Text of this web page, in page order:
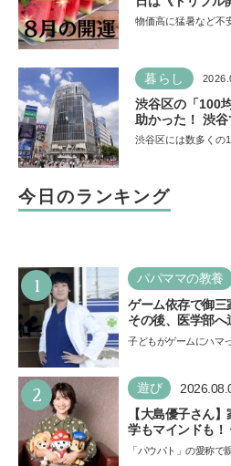
美とお金の星「
物価高に猛暑など不
暮らし
渋谷区の「100
助かった！ 渋
チェック
渋谷区には数多くの
今日のランキング
1 パパママの教養
ゲーム依存で御三
その後、医学部
「ゲームの経験が
える背景とは
子どもがゲームにハマ
い…
2 遊び
【大島優子さん
学もマインドも！
声優をつとめた
イノ・ムービー
「パウパト」の愛称で